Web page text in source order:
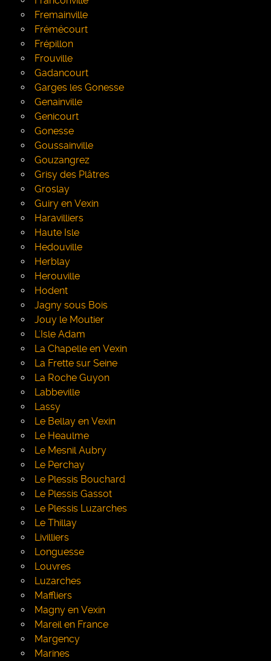
Fremainville
Frémécourt
Frépillon
Frouville
Gadancourt
Garges les Gonesse
Genainville
Genicourt
Gonesse
Goussainville
Gouzangrez
Grisy des Plâtres
Groslay
Guiry en Vexin
Haravilliers
Haute Isle
Hedouville
Herblay
Herouville
Hodent
Jagny sous Bois
Jouy le Moutier
L'Isle Adam
La Chapelle en Vexin
La Frette sur Seine
La Roche Guyon
Labbeville
Lassy
Le Bellay en Vexin
Le Heaulme
Le Mesnil Aubry
Le Perchay
Le Plessis Bouchard
Le Plessis Gassot
Le Plessis Luzarches
Le Thillay
Livilliers
Longuesse
Louvres
Luzarches
Maffliers
Magny en Vexin
Mareil en France
Margency
Marines